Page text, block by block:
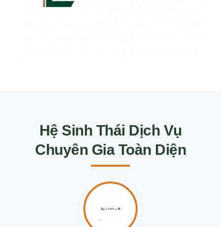
Hệ Sinh Thái Dịch Vụ
Chuyên Gia Toàn Diện